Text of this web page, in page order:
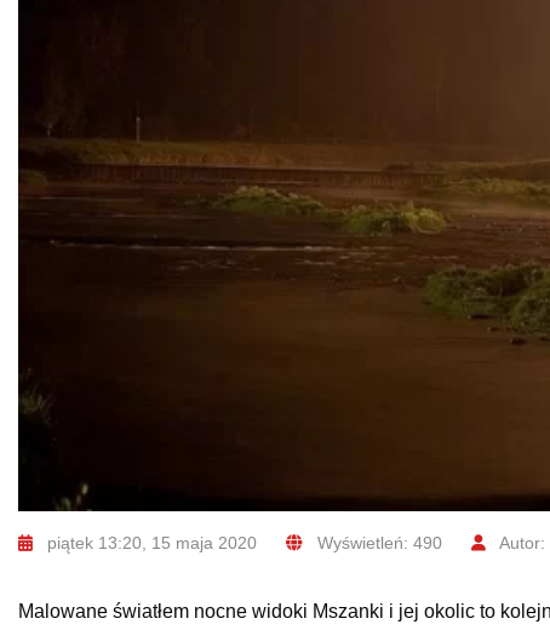
piątek 13:20, 15 maja 2020 Wyświetleń: 490 Autor:
Malowane światłem nocne widoki Mszanki i jej okolic to